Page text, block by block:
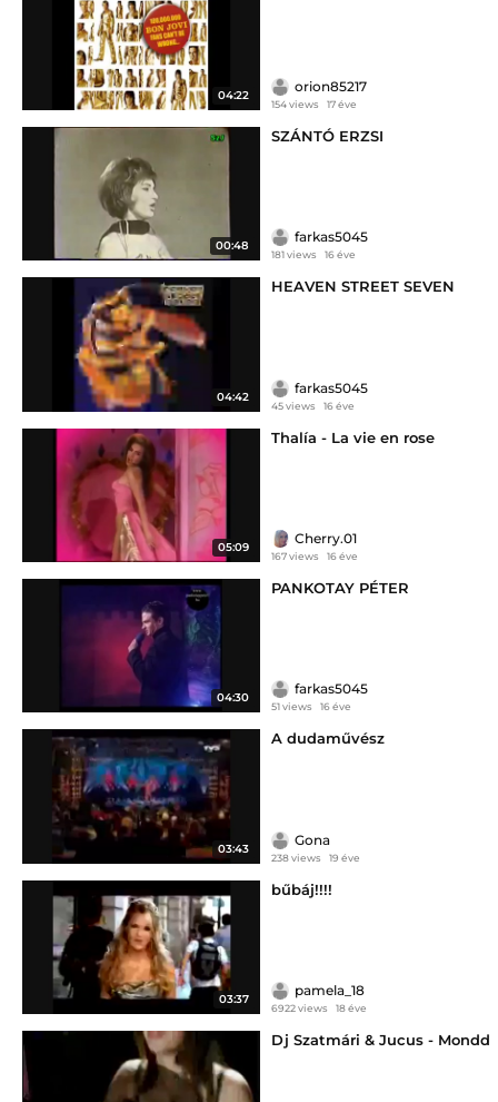
04:22
orion85217
154 views 17 éve
00:48
SZÁNTÓ ERZSI
farkas5045
181 views 16 éve
04:42
HEAVEN STREET SEVEN
farkas5045
45 views 16 éve
05:09
Thalía - La vie en rose
Cherry.01
167 views 16 éve
04:30
PANKOTAY PÉTER
farkas5045
51 views 16 éve
03:43
A dudaművész
Gona
238 views 19 éve
03:37
bűbáj!!!!
pamela_18
6922 views 18 éve
Dj Szatmári & Jucus - Mondd